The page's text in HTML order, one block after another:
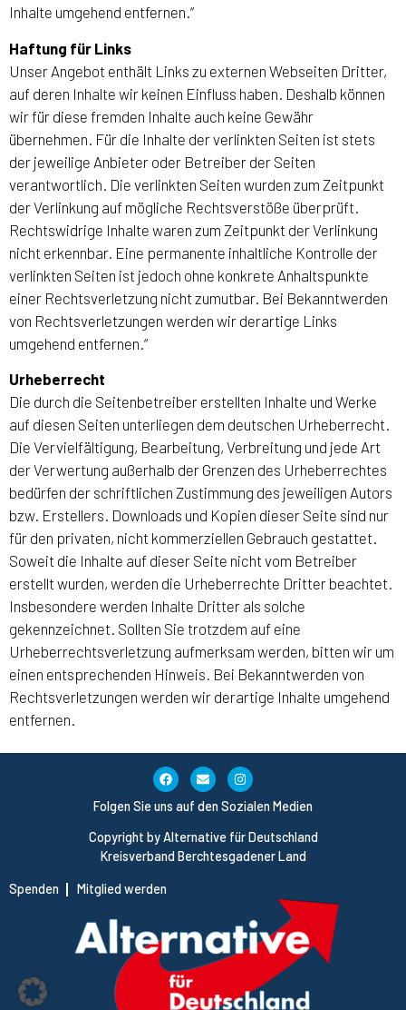
Inhalte umgehend entfernen.“
Haftung für Links
Unser Angebot enthält Links zu externen Webseiten Dritter,
auf deren Inhalte wir keinen Einfluss haben. Deshalb können
wir für diese fremden Inhalte auch keine Gewähr
übernehmen. Für die Inhalte der verlinkten Seiten ist stets
der jeweilige Anbieter oder Betreiber der Seiten
verantwortlich. Die verlinkten Seiten wurden zum Zeitpunkt
der Verlinkung auf mögliche Rechtsverstöße überprüft.
Rechtswidrige Inhalte waren zum Zeitpunkt der Verlinkung
nicht erkennbar. Eine permanente inhaltliche Kontrolle der
verlinkten Seiten ist jedoch ohne konkrete Anhaltspunkte
einer Rechtsverletzung nicht zumutbar. Bei Bekanntwerden
von Rechtsverletzungen werden wir derartige Links
umgehend entfernen.“
Urheberrecht
Die durch die Seitenbetreiber erstellten Inhalte und Werke
auf diesen Seiten unterliegen dem deutschen Urheberrecht.
Die Vervielfältigung, Bearbeitung, Verbreitung und jede Art
der Verwertung außerhalb der Grenzen des Urheberrechtes
bedürfen der schriftlichen Zustimmung des jeweiligen Autors
bzw. Erstellers. Downloads und Kopien dieser Seite sind nur
für den privaten, nicht kommerziellen Gebrauch gestattet.
Soweit die Inhalte auf dieser Seite nicht vom Betreiber
erstellt wurden, werden die Urheberrechte Dritter beachtet.
Insbesondere werden Inhalte Dritter als solche
gekennzeichnet. Sollten Sie trotzdem auf eine
Urheberrechtsverletzung aufmerksam werden, bitten wir um
einen entsprechenden Hinweis. Bei Bekanntwerden von
Rechtsverletzungen werden wir derartige Inhalte umgehend
entfernen.
Copyright by Alternative für Deutschland
Kreisverband Berchtesgadener Land
Spenden Mitglied werden
Folgen Sie uns auf den Sozialen Medien